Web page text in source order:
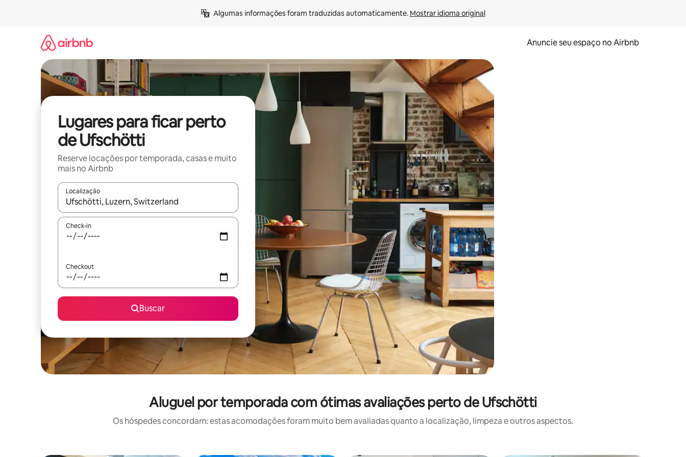
Algumas informações foram traduzidas automaticamente. Mostrar idioma original
Anuncie seu espaço no Airbnb
Lugares para ficar perto
de Ufschötti
Reserve locações por temporada, casas e muito
mais no Airbnb
Localização
Quando os resultados estiverem disponíveis, explore-os usando as seta para cima e para baixo do teclado ou tocando e deslizando o dedo na tela.
Check-in
Checkout
Buscar
Aluguel por temporada com ótimas avaliações perto de Ufschötti
Os hóspedes concordam: estas acomodações foram muito bem avaliadas quanto a localização, limpeza e outros aspectos.